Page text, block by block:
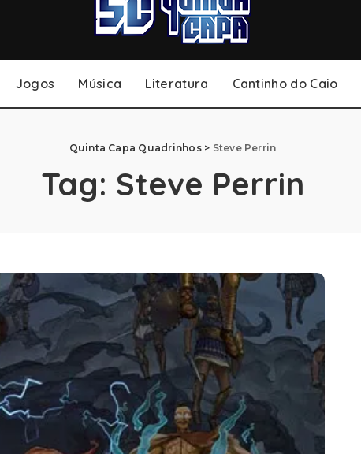
Jogos Música Literatura Cantinho do Caio
Quinta Capa Quadrinhos> Steve Perrin
Tag: Steve Perrin